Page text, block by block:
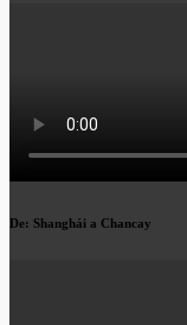
De: Shanghái a Chancay